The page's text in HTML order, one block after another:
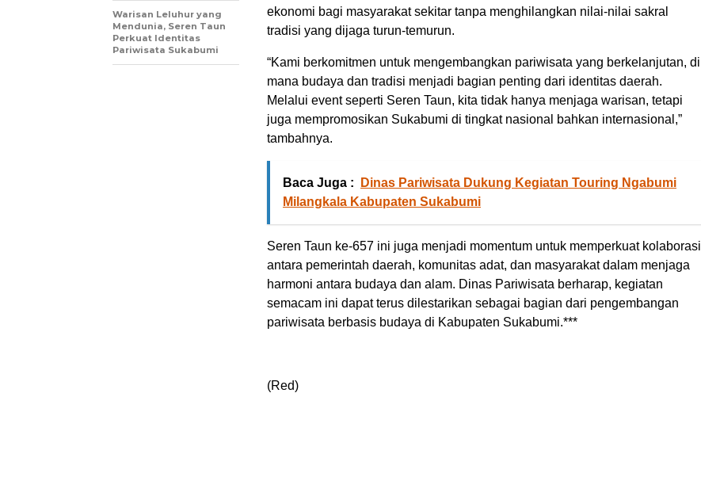
ekonomi bagi masyarakat sekitar tanpa menghilangkan nilai-nilai sakral
tradisi yang dijaga turun-temurun.
“Kami berkomitmen untuk mengembangkan pariwisata yang berkelanjutan, di
mana budaya dan tradisi menjadi bagian penting dari identitas daerah.
Melalui event seperti Seren Taun, kita tidak hanya menjaga warisan, tetapi
juga mempromosikan Sukabumi di tingkat nasional bahkan internasional,”
tambahnya.
Baca Juga :
Dinas Pariwisata Dukung Kegiatan Touring Ngabumi
Milangkala Kabupaten Sukabumi
Seren Taun ke-657 ini juga menjadi momentum untuk memperkuat kolaborasi
antara pemerintah daerah, komunitas adat, dan masyarakat dalam menjaga
harmoni antara budaya dan alam. Dinas Pariwisata berharap, kegiatan
semacam ini dapat terus dilestarikan sebagai bagian dari pengembangan
pariwisata berbasis budaya di Kabupaten Sukabumi.***
(Red)
Warisan Leluhur yang
Mendunia, Seren Taun
Perkuat Identitas
Pariwisata Sukabumi